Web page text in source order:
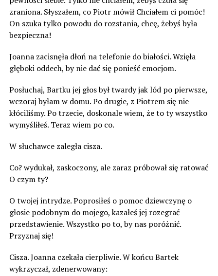
zraniona. Słyszałem, co Piotr mówił Chciałem ci pomóc!
On szuka tylko powodu do rozstania, chcę, żebyś była
bezpieczna!
Joanna zacisnęła dłoń na telefonie do białości. Wzięła
głęboki oddech, by nie dać się ponieść emocjom.
Posłuchaj, Bartku jej głos był twardy jak lód po pierwsze,
wczoraj byłam w domu. Po drugie, z Piotrem się nie
kłóciliśmy. Po trzecie, doskonale wiem, że to ty wszystko
wymyśliłeś. Teraz wiem po co.
W słuchawce zaległa cisza.
Co? wydukał, zaskoczony, ale zaraz próbował się ratować
O czym ty?
O twojej intrydze. Poprosiłeś o pomoc dziewczynę o
głosie podobnym do mojego, kazałeś jej rozegrać
przedstawienie. Wszystko po to, by nas poróżnić.
Przyznaj się!
Cisza. Joanna czekała cierpliwie. W końcu Bartek
wykrzyczał, zdenerwowany: